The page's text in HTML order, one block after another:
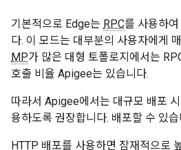
기본적으로 Edge는 RPC를 사용하
다. 이 모드는 대부분의 사용자에게
MP가 많은 대형 토폴로지에서는
호출 비율 Apigee는 있습니다.
따라서 Apigee에서는 대규모 배포
용하도록 권장합니다. 배포할 수 있
HTTP 배포를 사용하면 잠재적으로